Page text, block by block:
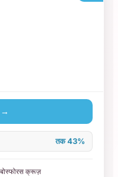
→
तक 43%
क्रूज़